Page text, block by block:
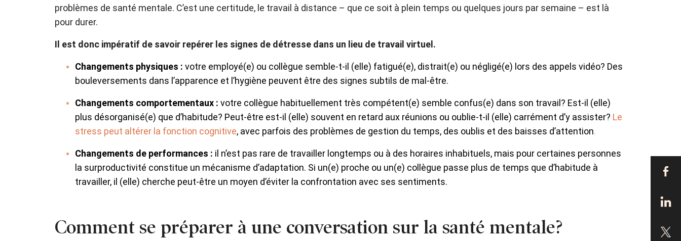
problèmes de santé mentale. C’est une certitude, le travail à distance – que ce soit à plein temps ou quelques jours par semaine – est là
pour durer.
Il est donc impératif de savoir repérer les signes de détresse dans un lieu de travail virtuel.
Changements physiques : votre employé(e) ou collègue semble-t-il (elle) fatigué(e), distrait(e) ou négligé(e) lors des appels vidéo? Des
bouleversements dans l’apparence et l’hygiène peuvent être des signes subtils de mal-être.
Changements comportementaux : votre collègue habituellement très compétent(e) semble confus(e) dans son travail? Est-il (elle)
plus désorganisé(e) que d’habitude? Peut-être est-il (elle) souvent en retard aux réunions ou oublie-t-il (elle) carrément d’y assister? Le
stress peut altérer la fonction cognitive, avec parfois des problèmes de gestion du temps, des oublis et des baisses d’attention.
Changements de performances : il n’est pas rare de travailler longtemps ou à des horaires inhabituels, mais pour certaines personnes
la surproductivité constitue un mécanisme d’adaptation. Si un(e) proche ou un(e) collègue passe plus de temps que d’habitude à
travailler, il (elle) cherche peut-être un moyen d’éviter la confrontation avec ses sentiments.
Comment se préparer à une conversation sur la santé mentale?